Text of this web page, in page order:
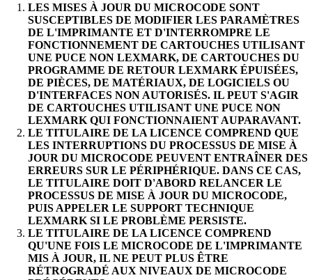
LES MISES À JOUR DU MICROCODE SONT
SUSCEPTIBLES DE MODIFIER LES PARAMÈTRES
DE L'IMPRIMANTE ET D'INTERROMPRE LE
FONCTIONNEMENT DE CARTOUCHES UTILISANT
UNE PUCE NON LEXMARK, DE CARTOUCHES DU
PROGRAMME DE RETOUR LEXMARK ÉPUISÉES,
DE PIÈCES, DE MATÉRIAUX, DE LOGICIELS OU
D'INTERFACES NON AUTORISÉS. IL PEUT S'AGIR
DE CARTOUCHES UTILISANT UNE PUCE NON
LEXMARK QUI FONCTIONNAIENT AUPARAVANT.
LE TITULAIRE DE LA LICENCE COMPREND QUE
LES INTERRUPTIONS DU PROCESSUS DE MISE À
JOUR DU MICROCODE PEUVENT ENTRAÎNER DES
ERREURS SUR LE PÉRIPHÉRIQUE. DANS CE CAS,
LE TITULAIRE DOIT D'ABORD RELANCER LE
PROCESSUS DE MISE À JOUR DU MICROCODE,
PUIS APPELER LE SUPPORT TECHNIQUE
LEXMARK SI LE PROBLÈME PERSISTE.
LE TITULAIRE DE LA LICENCE COMPREND
QU'UNE FOIS LE MICROCODE DE L'IMPRIMANTE
MIS À JOUR, IL NE PEUT PLUS ÊTRE
RÉTROGRADÉ AUX NIVEAUX DE MICROCODE